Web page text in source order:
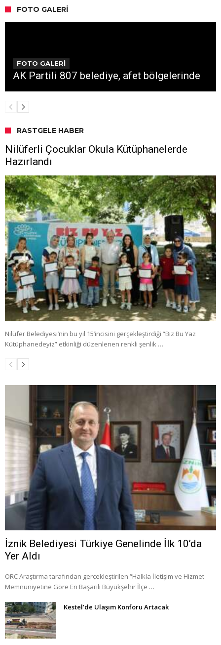
FOTO GALERI
FOTO GALERİ
AK Partili 807 belediye, afet bölgelerinde
RASTGELE HABER
Nilüferli Çocuklar Okula Kütüphanelerde
Hazırlandı
Nilüfer Belediyesi’nin bu yıl 15’incisini gerçekleştirdiği “Biz Bu Yaz
Kütüphanedeyiz” etkinliği düzenlenen renkli şenlik …
İznik Belediyesi Türkiye Genelinde İlk 10’da
Yer Aldı
ORC Araştırma tarafından gerçekleştirilen “Halkla İletişim ve Hizmet
Memnuniyetine Göre En Başarılı Büyükşehir İlçe …
Kestel’de Ulaşım Konforu Artacak